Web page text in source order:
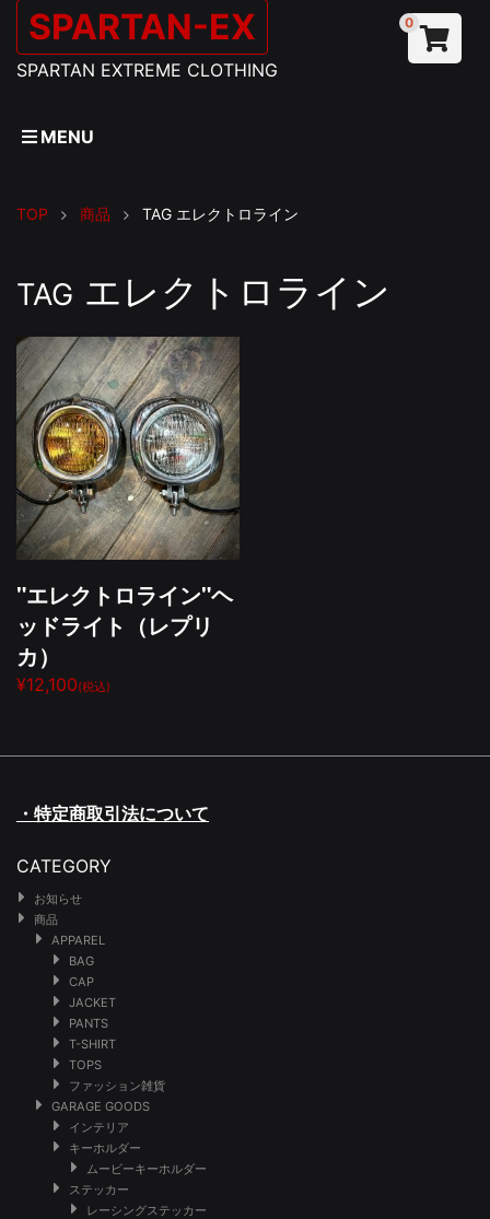
SPARTAN-EX
SPARTAN EXTREME CLOTHING
0
MENU
TOP 商品 TAG エレクトロライン
TAG エレクトロライン
"エレクトロライン"ヘ
ッドライト（レプリ
カ）
¥12,100(税込)
・特定商取引法について
CATEGORY
お知らせ
商品
APPAREL
BAG
CAP
JACKET
PANTS
T-SHIRT
TOPS
ファッション雑貨
GARAGE GOODS
インテリア
キーホルダー
ムービーキーホルダー
ステッカー
レーシングステッカー